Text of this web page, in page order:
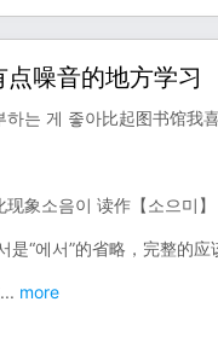
噪音的地方学习
는 게 좋아比起图书馆我
象소음이 读作【소으미
“에서”的省略，完整的应
... more